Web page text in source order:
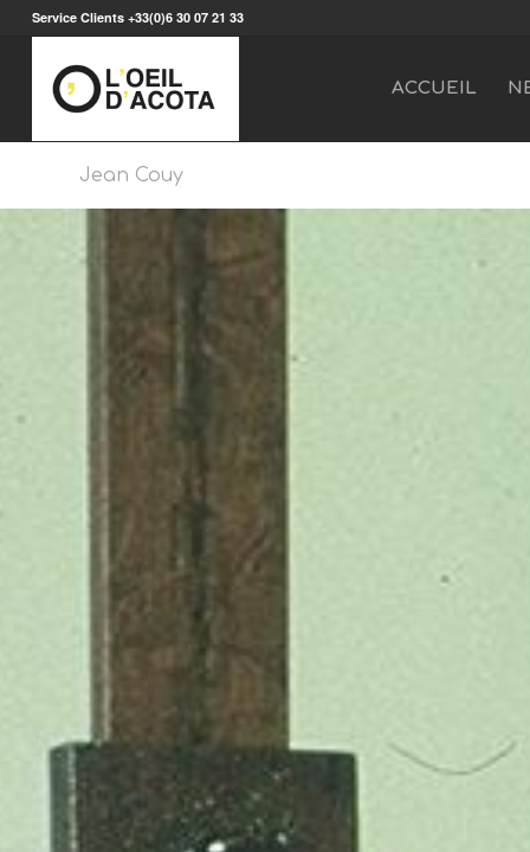
Service Clients +33(0)6 30 07 21 33
ACCUEIL
Jean Couy